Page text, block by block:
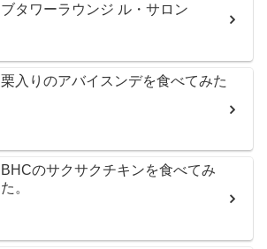
ブタワーラウンジ ル・サロン
栗入りのアバイスンデを食べてみた
BHCのサクサクチキンを食べてみ
た。